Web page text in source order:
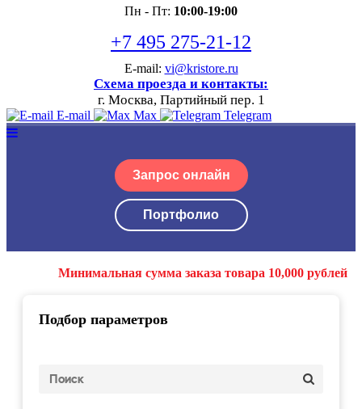
Пн - Пт: 10:00-19:00
+7 495 275-21-12
E-mail: vi@kristore.ru
Схема проезда и контакты:
г. Москва, Партийный пер. 1
E-mail Max Telegram
Запрос онлайн
Портфолио
Минимальная сумма заказа товара 10,000 рублей
Подбор параметров